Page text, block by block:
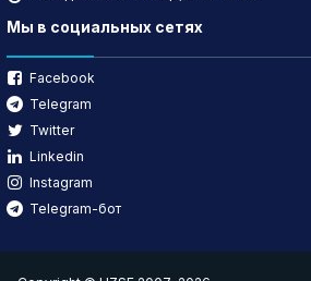
Мы в социальных сетях
Facebook
Telegram
Twitter
Linkedin
Instagram
Telegram-бот